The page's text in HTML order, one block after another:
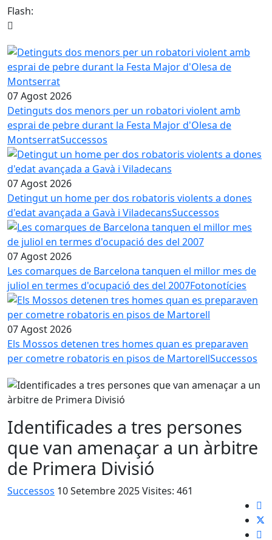
Flash:
07 Agost 2026
Detinguts dos menors per un robatori violent amb
esprai de pebre durant la Festa Major d'Olesa de
MontserratSuccessos
07 Agost 2026
Detingut un home per dos robatoris violents a dones
d'edat avançada a Gavà i ViladecansSuccessos
07 Agost 2026
Les comarques de Barcelona tanquen el millor mes de
juliol en termes d'ocupació des del 2007Fotonotícies
07 Agost 2026
Els Mossos detenen tres homes quan es preparaven
per cometre robatoris en pisos de MartorellSuccessos
Identificades a tres persones
que van amenaçar a un àrbitre
de Primera Divisió
Successos 10 Setembre 2025Visites: 461